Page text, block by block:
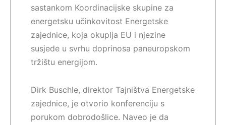
sastankom Koordinacijske skupine za
energetsku učinkovitost Energetske
zajednice, koja okuplja EU i njezine
susjede u svrhu doprinosa paneuropskom
tržištu energijom.
Dirk Buschle, direktor Tajništva Energetske
zajednice, je otvorio konferenciju s
porukom dobrodošlice. Naveo je da